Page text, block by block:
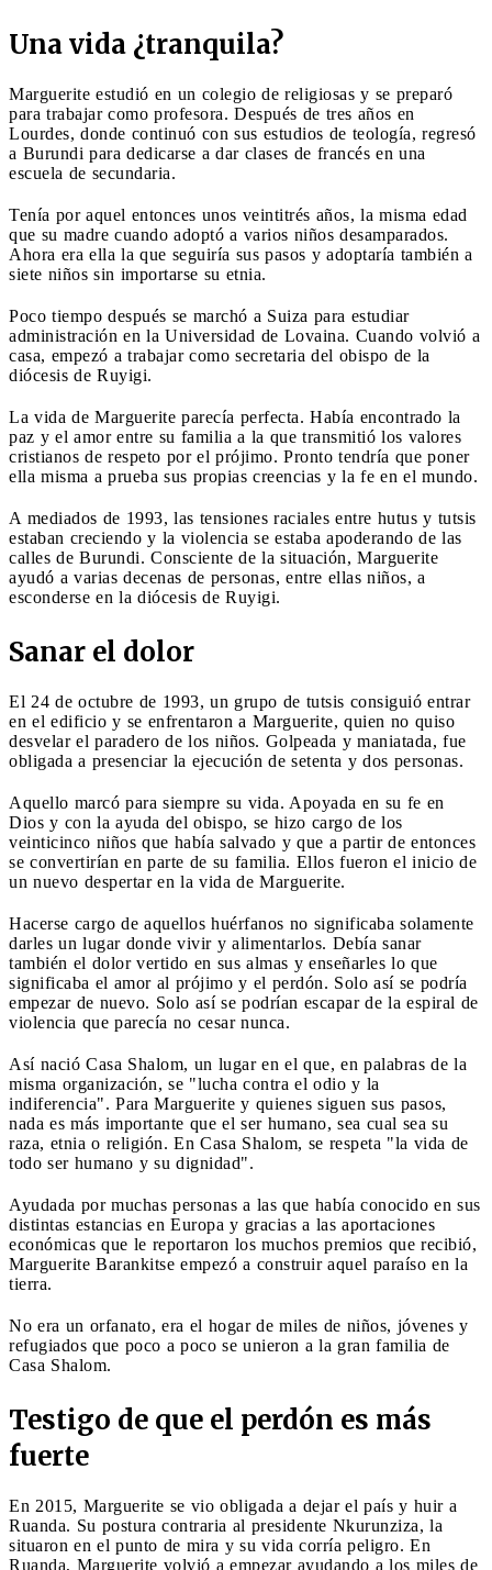
Una vida ¿tranquila?
Marguerite estudió en un colegio de religiosas y se preparó
para trabajar como profesora. Después de tres años en
Lourdes, donde continuó con sus estudios de teología, regresó
a Burundi para dedicarse a dar clases de francés en una
escuela de secundaria.
Tenía por aquel entonces unos veintitrés años, la misma edad
que su madre cuando adoptó a varios niños desamparados.
Ahora era ella la que seguiría sus pasos y adoptaría también a
siete niños sin importarse su etnia.
Poco tiempo después se marchó a Suiza para estudiar
administración en la Universidad de Lovaina. Cuando volvió a
casa, empezó a trabajar como secretaria del obispo de la
diócesis de Ruyigi.
La vida de Marguerite parecía perfecta. Había encontrado la
paz y el amor entre su familia a la que transmitió los valores
cristianos de respeto por el prójimo. Pronto tendría que poner
ella misma a prueba sus propias creencias y la fe en el mundo.
A mediados de 1993, las tensiones raciales entre hutus y tutsis
estaban creciendo y la violencia se estaba apoderando de las
calles de Burundi. Consciente de la situación, Marguerite
ayudó a varias decenas de personas, entre ellas niños, a
esconderse en la diócesis de Ruyigi.
Sanar el dolor
El 24 de octubre de 1993, un grupo de tutsis consiguió entrar
en el edificio y se enfrentaron a Marguerite, quien no quiso
desvelar el paradero de los niños. Golpeada y maniatada, fue
obligada a presenciar la ejecución de setenta y dos personas.
Aquello marcó para siempre su vida. Apoyada en su fe en
Dios y con la ayuda del obispo, se hizo cargo de los
veinticinco niños que había salvado y que a partir de entonces
se convertirían en parte de su familia. Ellos fueron el inicio de
un nuevo despertar en la vida de Marguerite.
Hacerse cargo de aquellos huérfanos no significaba solamente
darles un lugar donde vivir y alimentarlos. Debía sanar
también el dolor vertido en sus almas y enseñarles lo que
significaba el amor al prójimo y el perdón. Solo así se podría
empezar de nuevo. Solo así se podrían escapar de la espiral de
violencia que parecía no cesar nunca.
Así nació Casa Shalom, un lugar en el que, en palabras de la
misma organización, se "lucha contra el odio y la
indiferencia". Para Marguerite y quienes siguen sus pasos,
nada es más importante que el ser humano, sea cual sea su
raza, etnia o religión. En Casa Shalom, se respeta "la vida de
todo ser humano y su dignidad".
Ayudada por muchas personas a las que había conocido en sus
distintas estancias en Europa y gracias a las aportaciones
económicas que le reportaron los muchos premios que recibió,
Marguerite Barankitse empezó a construir aquel paraíso en la
tierra.
No era un orfanato, era el hogar de miles de niños, jóvenes y
refugiados que poco a poco se unieron a la gran familia de
Casa Shalom.
Testigo de que el perdón es más
fuerte
En 2015, Marguerite se vio obligada a dejar el país y huir a
Ruanda. Su postura contraria al presidente Nkurunziza, la
situaron en el punto de mira y su vida corría peligro. En
Ruanda, Marguerite volvió a empezar ayudando a los miles de